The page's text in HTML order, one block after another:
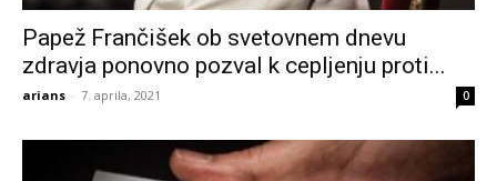
Papež Frančišek ob svetovnem dnevu
zdravja ponovno pozval k cepljenju proti...
arians - 7. aprila, 2021 0